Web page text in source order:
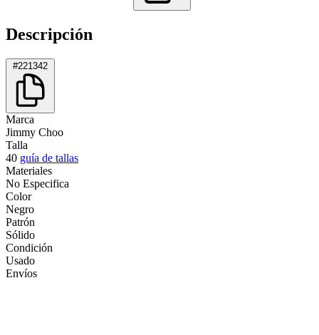
Descripción
#221342
Marca
Jimmy Choo
Talla
40 guía de tallas
Materiales
No Especifica
Color
Negro
Patrón
Sólido
Condición
Usado
Envíos